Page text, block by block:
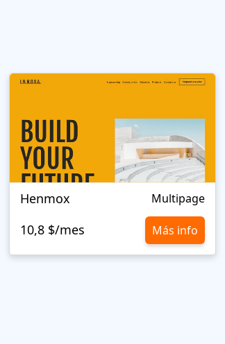
Henmox Multipage
10,8 $/mes Más info